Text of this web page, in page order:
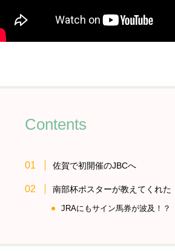
Contents
佐賀で初開催のJBCへ
南部杯ポスターが教えてくれた
JRAにもサイン馬券が波及！？